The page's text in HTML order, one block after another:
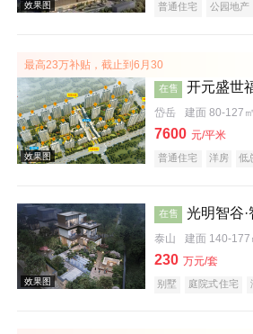
效果图
普通住宅 公园地产
最高23万补贴，截止到6月30
在售 开元盛世
岱岳 建面 80-127㎡
7600 元/平米
普通住宅 洋房 低
在售 光明智谷·
泰山 建面 140-177
230 万元/套
别墅 庭院式住宅